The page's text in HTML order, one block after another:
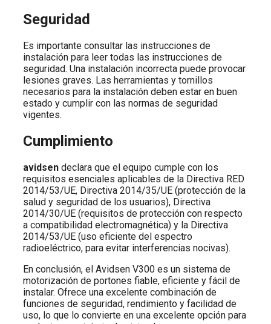
Seguridad
Es importante consultar las instrucciones de
instalación para leer todas las instrucciones de
seguridad. Una instalación incorrecta puede provocar
lesiones graves. Las herramientas y tornillos
necesarios para la instalación deben estar en buen
estado y cumplir con las normas de seguridad
vigentes.
Cumplimiento
avidsen declara que el equipo cumple con los
requisitos esenciales aplicables de la Directiva RED
2014/53/UE, Directiva 2014/35/UE (protección de la
salud y seguridad de los usuarios), Directiva
2014/30/UE (requisitos de protección con respecto
a compatibilidad electromagnética) y la Directiva
2014/53/UE (uso eficiente del espectro
radioeléctrico, para evitar interferencias nocivas).
En conclusión, el Avidsen V300 es un sistema de
motorización de portones fiable, eficiente y fácil de
instalar. Ofrece una excelente combinación de
funciones de seguridad, rendimiento y facilidad de
uso, lo que lo convierte en una excelente opción para